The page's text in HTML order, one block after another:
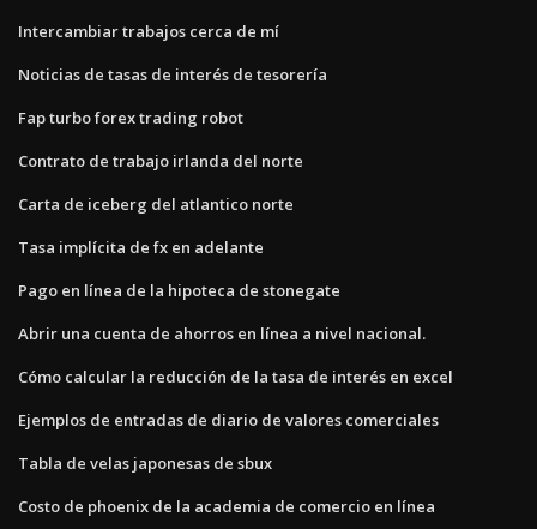
Intercambiar trabajos cerca de mí
Noticias de tasas de interés de tesorería
Fap turbo forex trading robot
Contrato de trabajo irlanda del norte
Carta de iceberg del atlantico norte
Tasa implícita de fx en adelante
Pago en línea de la hipoteca de stonegate
Abrir una cuenta de ahorros en línea a nivel nacional.
Cómo calcular la reducción de la tasa de interés en excel
Ejemplos de entradas de diario de valores comerciales
Tabla de velas japonesas de sbux
Costo de phoenix de la academia de comercio en línea